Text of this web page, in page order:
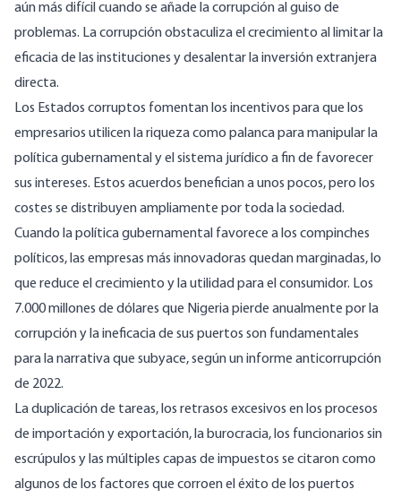
aún más difícil cuando se añade la corrupciónal guiso de
problemas. La corrupción obstaculiza el crecimiento al limitar la
eficacia de las instituciones y desalentar la inversión extranjera
directa.
Los Estados corruptos fomentan los incentivos para que los
empresarios utilicen la riqueza como palanca para manipular la
política gubernamental y el sistema jurídico a fin de favorecer
sus intereses. Estos acuerdos benefician a unos pocos, pero los
costes se distribuyen ampliamente por toda la sociedad.
Cuando la política gubernamental favorece a los compinches
políticos, las empresas más innovadoras quedan marginadas, lo
que reduce el crecimiento y la utilidad para el consumidor. Los
7.000 millones de dólares que Nigeria pierde anualmente por la
corrupción y la ineficacia de sus puertos son fundamentales
para la narrativa que subyace, según uninforme anticorrupción
de 2022.
La duplicación de tareas, los retrasos excesivos en los procesos
de importación y exportación, la burocracia, los funcionarios sin
escrúpulos y las múltiples capas de impuestos se citaron como
algunos de los factores que corroen el éxito de los puertos